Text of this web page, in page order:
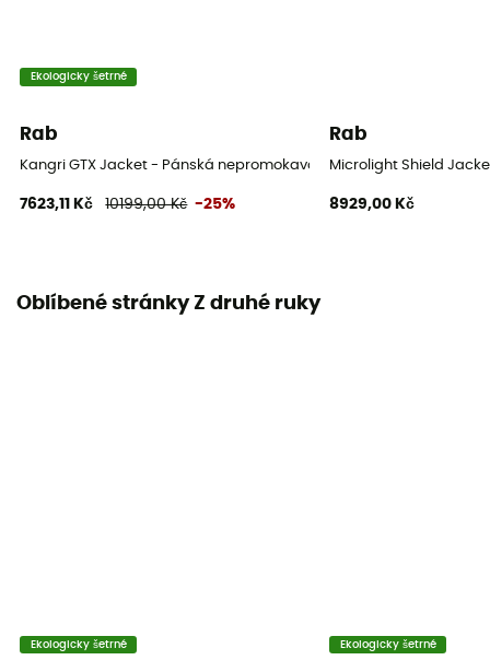
Ekologicky šetrné
Rab
Kangri GTX Jacket - Pánská nepromokavá bunda
7623,11 Kč 10199,00 Kč -25%
Rab
Microlight Shield
8929,00 Kč
Oblíbené stránky Z druhé ruky
Ekologicky šetrné Ekologicky šetrné